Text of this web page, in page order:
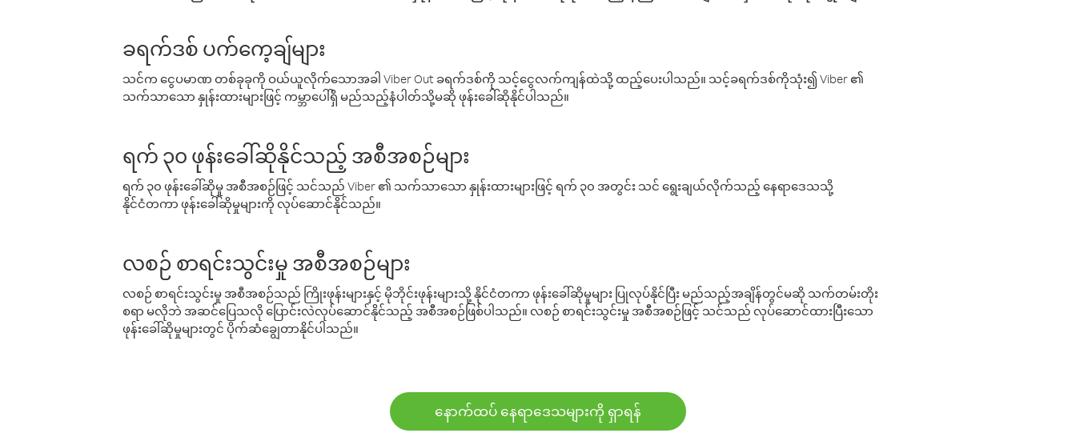
ခရက်ဒစ် ပက်ကေ့ချ်များ
သင်က ငွေပမာဏ တစ်ခုခုကို ဝယ်ယူလိုက်သောအခါ Viber Out ခရက်ဒစ်ကို သင့်ငွေလက်ကျန်ထဲသို့ ထည့်ပေးပါသည်။ သင့်ခရက်ဒစ်ကိုသုံး၍ Viber ၏
သက်သာသော နှုန်းထားများဖြင့် ကမ္ဘာပေါ်ရှိ မည်သည့်နံပါတ်သို့မဆို ဖုန်းခေါ်ဆိုနိုင်ပါသည်။
ရက် ၃၀ ဖုန်းခေါ်ဆိုနိုင်သည့် အစီအစဉ်များ
ရက် ၃၀ ဖုန်းခေါ်ဆိုမှု အစီအစဉ်ဖြင့် သင်သည် Viber ၏ သက်သာသော နှုန်းထားများဖြင့် ရက် ၃၀ အတွင်း သင် ရွေးချယ်လိုက်သည့် နေရာဒေသသို့
နိုင်ငံတကာ ဖုန်းခေါ်ဆိုမှုများကို လုပ်ဆောင်နိုင်သည်။
လစဉ် စာရင်းသွင်းမှု အစီအစဉ်များ
လစဉ် စာရင်းသွင်းမှု အစီအစဉ်သည် ကြိုးဖုန်းများနှင့် မိုဘိုင်းဖုန်းများသို့ နိုင်ငံတကာ ဖုန်းခေါ်ဆိုမှုများ ပြုလုပ်နိုင်ပြီး မည်သည့်အချိန်တွင်မဆို သက်တမ်းတိုး
စရာ မလိုဘဲ အဆင်ပြေသလို ပြောင်းလဲလုပ်ဆောင်နိုင်သည့် အစီအစဉ်ဖြစ်ပါသည်။ လစဉ် စာရင်းသွင်းမှု အစီအစဉ်ဖြင့် သင်သည် လုပ်ဆောင်ထားပြီးသော
ဖုန်းခေါ်ဆိုမှုများတွင် ပိုက်ဆံချွေတာနိုင်ပါသည်။
နောက်ထပ် နေရာဒေသများကို ရှာရန်